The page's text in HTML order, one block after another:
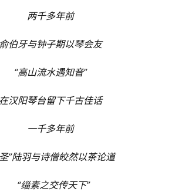
两千多年前
俞伯牙与钟子期以琴会友
“高山流水遇知音”
在汉阳琴台留下千古佳话
一千多年前
”陆羽与诗僧皎然以茶论道
“缁素之交传天下”